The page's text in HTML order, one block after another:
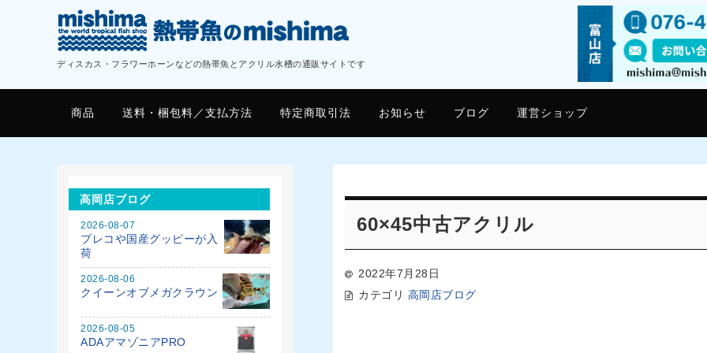
ディスカス・フラワーホーンなどの熱帯魚とアクリル水槽の通販サイトです
商品 送料・梱包料／支払方法 特定商取引法 お知らせ ブログ 運営ショップ
60×45中古アクリル
2022年7月28日
カテゴリ 高岡店ブログ
高岡店ブログ
2026-08-07
プレコや国産グッピーが入
荷
2026-08-06
クイーンオブメガクラウン
2026-08-05
ADAアマゾニアPRO